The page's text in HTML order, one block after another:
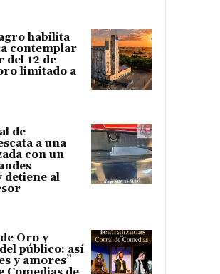
habilita
contemplar
del 12 de
limitado a
de
a una
con un
detiene al
Oro y
público: así
y amores”